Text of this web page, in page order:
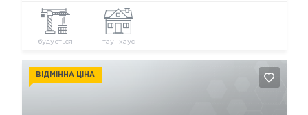
будується таунхаус
ВІДМІННА ЦІНА